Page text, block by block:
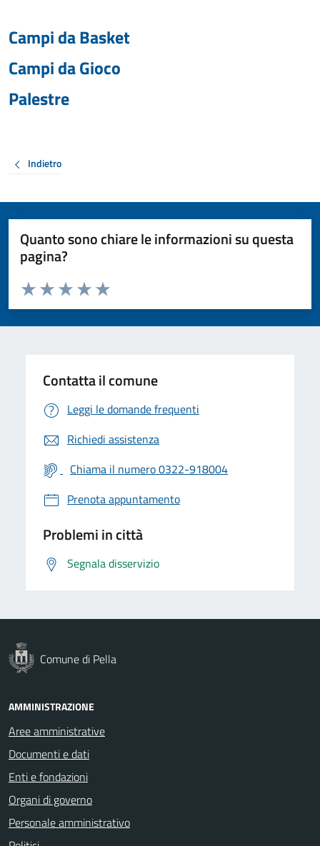
Campi da Basket
Campi da Gioco
Palestre
Indietro
Quanto sono chiare le informazioni su questa
pagina?
Valuta da 1 a 5 stelle la pagina
Valuta 5 stelle su 5
Valuta 4 stelle su 5
Valuta 3 stelle su 5
Valuta 2 stelle su 5
Valuta 1 stelle su 5
Contatta il comune
Leggi le domande frequenti
Richiedi assistenza
Chiama il numero 0322-918004
Prenota appuntamento
Problemi in città
Segnala disservizio
Comune di Pella
AMMINISTRAZIONE
Aree amministrative
Documenti e dati
Enti e fondazioni
Organi di governo
Personale amministrativo